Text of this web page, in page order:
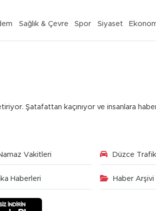
Sağlık & Çevre Spor Siyaset
Şatafattan kaçınıyor ve insanlara
Vakitleri Düzce Trafik
Haberleri Haber Arşivi